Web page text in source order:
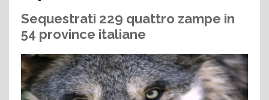
Sequestrati 229 quattro zampe in
54 province italiane